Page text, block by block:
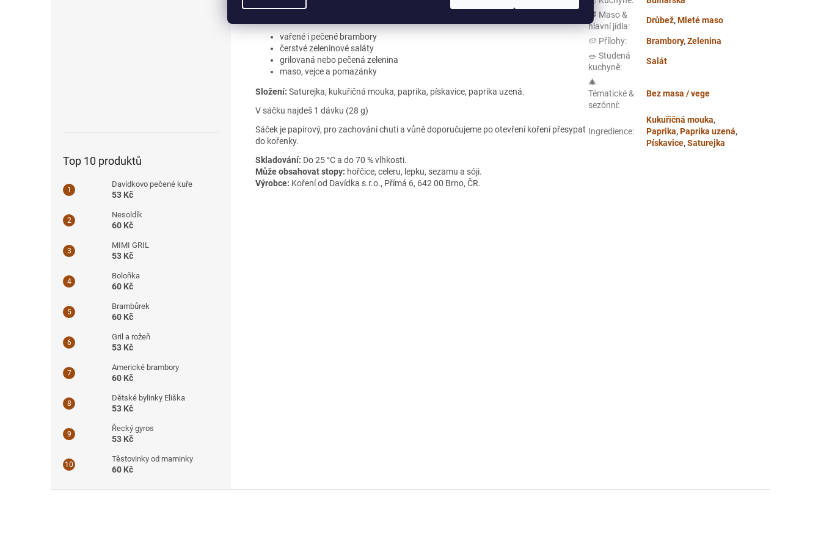
Top 10 produktů
Davídkovo pečené kuře
53 Kč
Nesoldík
60 Kč
MIMI GRIL
53 Kč
Boloňka
60 Kč
Brambůrek
60 Kč
Gril a rožeň
53 Kč
Americké brambory
60 Kč
Dětské bylinky Eliška
53 Kč
Řecký gyros
53 Kč
Těstovinky od maminky
60 Kč
vařené i pečené brambory
čerstvé zeleninové saláty
grilovaná nebo pečená zelenina
maso, vejce a pomazánky
Složení: Saturejka, kukuřičná mouka, paprika, pískavice, paprika uzená.
V sáčku najdeš 1 dávku (28 g)
Sáček je papírový, pro zachování chuti a vůně doporučujeme po otevření koření přesypat
do kořenky.
Skladování: Do 25 °C a do 70 % vlhkosti.
Může obsahovat stopy: hořčice, celeru, lepku, sezamu a sóji.
Výrobce: Koření od Davídka s.r.o., Přímá 6, 642 00 Brno, ČR.
🥩 Maso &
hlavní jídla:
Drůbež,Mleté maso
🥔 Přílohy: Brambory,Zelenina
🥗 Studená
kuchyně:
Salát
🎄
Tématické &
sezónní:
Bez masa / vege
Ingredience:
Kukuřičná mouka,
Paprika,Paprika uzená,
Pískavice,Saturejka